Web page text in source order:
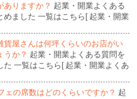
ありますか？ 起業・開業よくある
めました 一覧はこちら[ 起業・開業
貨屋さんは何坪くらいのお店がい
うか？ 起業・開業よくある質問を
た 一覧はこちら[ 起業・開業よくあ
ェの席数はどのくらいですか？ 起